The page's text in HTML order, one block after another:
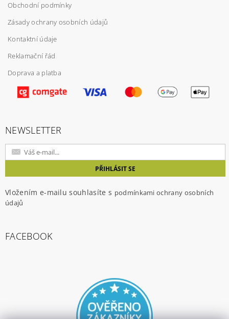
Vložením hodnocení souhlasíte s
ochrany osobních údajů
Obchodní podmínky
Zásady ochrany osobních údajů
Kontaktní údaje
Reklamační řád
Doprava a platba
NEWSLETTER
Vložením e-mailu souhlasíte s podmínkami ochrany osobních
údajů
FACEBOOK